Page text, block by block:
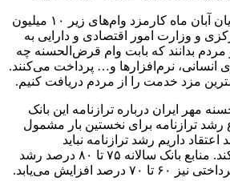
وی گفت: امیدواریم تا پایان آبان ماه کارمزد وام‌های زیر ۱۰ میلیون
و وزارت امور اقتصادی و دارایی به
بدانند که بابت وام قرض‌الحسنه چه
انسانی، نرم‌افزارها و… پرداخت می‌کنند.
مزد خدمت را از مردم دریافت کنیم.
مهر ایران درباره ترازنامه این بانک
ترازنامه برای نخستین بار مشمول
داریم رشد ترازنامه نباید
قرض‌الحسنه را محدود کند. منابع بانک سالانه ۷۵ تا ۸۰ درصد رشد
افزایش می‌یابد.